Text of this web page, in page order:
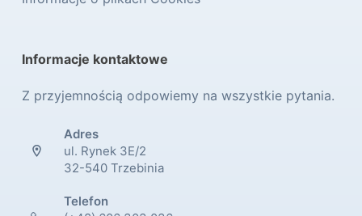
Informacje kontaktowe
Z przyjemnością odpowiemy na wszystkie pytania.
Adres
ul. Rynek 3E/2
32-540 Trzebinia
Telefon